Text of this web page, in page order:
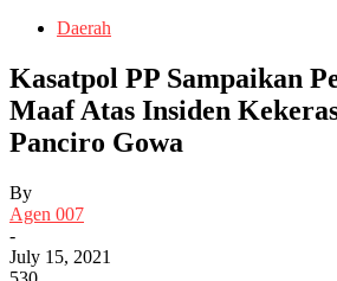
Daerah
Kasatpol PP Sampaikan
Maaf Atas Insiden
Panciro Gowa
By
Agen 007
-
July 15, 2021